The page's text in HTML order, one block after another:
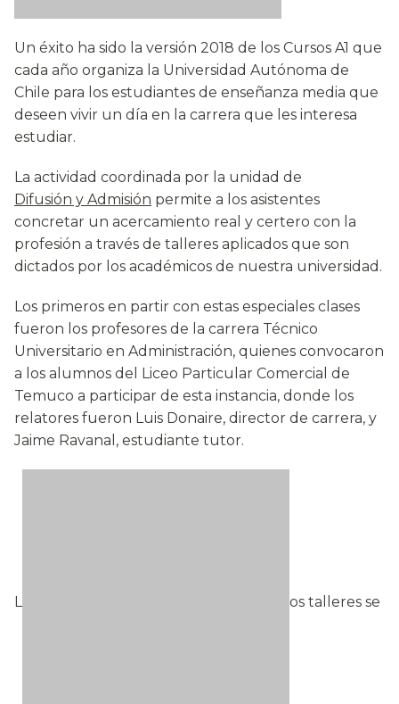
Un éxito ha sido la versión 2018 de los Cursos A1 que
cada año organiza la Universidad Autónoma de
Chile para los estudiantes de enseñanza media que
deseen vivir un día en la carrera que les interesa
estudiar.
La actividad coordinada por la unidad de
Difusión y Admisión permite a los asistentes
concretar un acercamiento real y certero con la
profesión a través de talleres aplicados que son
dictados por los académicos de nuestra universidad.
Los primeros en partir con estas especiales clases
fueron los profesores de la carrera Técnico
Universitario en Administración, quienes convocaron
a los alumnos del Liceo Particular Comercial de
Temuco a participar de esta instancia, donde los
relatores fueron Luis Donaire, director de carrera, y
Jaime Ravanal, estudiante tutor.
L os talleres se